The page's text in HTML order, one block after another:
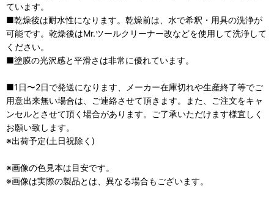
ています。
■乾燥後は耐水性になります。乾燥前は、水で希釈・用具の洗浄が
可能です。乾燥後はMr.ツールクリーナー改などを使用して洗浄して
ください。
■塗膜の光沢感と平滑さは非常に優れています。
■1日〜2日で発送になります、メーカー在庫切れや生産終了等でご
用意出来無い場合は、ご連絡させて頂きます。また、ご注文をキャ
ンセルとさせて頂く場合があります。ご了承いただけます様宜しく
お願い致します。
※出荷予定(土日祝除く)
※画像の色見本は目安です。
※画像は実際の製品とは、異なる場合もございます。